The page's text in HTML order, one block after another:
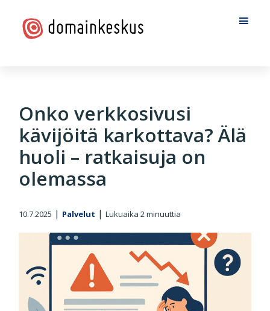
pääsisältöön
ensisijaiseen
sivupalkkiin
alatunnisteeseen
Onko verkkosivusi
kävijöitä karkottava? Älä
huoli – ratkaisuja on
olemassa
10.7.2025 | Palvelut |Lukuaika 2minuuttia